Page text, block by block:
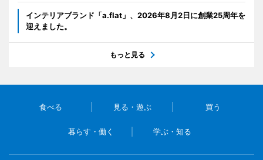
インテリアブランド「a.flat」、2026年8月2日に創業25周年を
迎えました。
もっと見る
食べる 見る・遊ぶ 買う
暮らす・働く 学ぶ・知る